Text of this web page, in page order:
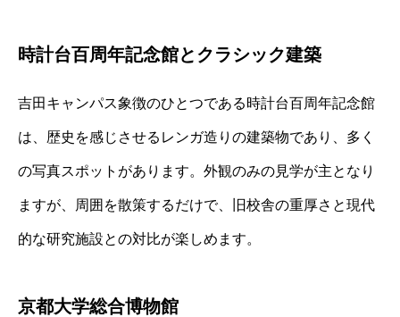
時計台百周年記念館とクラシック建築
吉田キャンパス象徴のひとつである時計台百周年記念館
は、歴史を感じさせるレンガ造りの建築物であり、多く
の写真スポットがあります。外観のみの見学が主となり
ますが、周囲を散策するだけで、旧校舎の重厚さと現代
的な研究施設との対比が楽しめます。
京都大学総合博物館